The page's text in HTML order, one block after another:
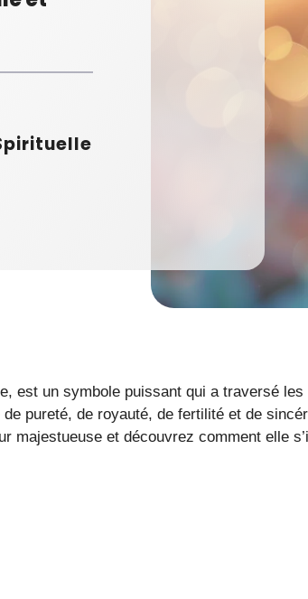
est un symbole puissant qui a traversé les
pureté, de royauté, de fertilité et de
majestueuse et découvrez comment elle